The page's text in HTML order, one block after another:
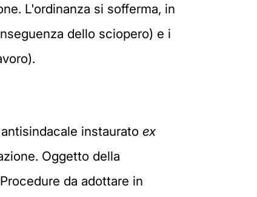
L'ordinanza si sofferma, in
dello sciopero) e i
instaurato ex
Oggetto della
da adottare in